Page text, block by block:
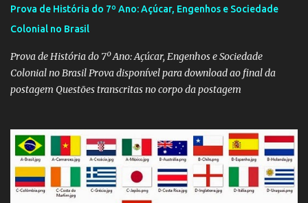
Prova de História do 7º Ano: Açúcar, Engenhos e Sociedade
Colonial no Brasil
Prova de História do 7º Ano: Açúcar, Engenhos e Sociedade
Colonial no Brasil Prova disponível para download ao final da
postagem Questões transcritas no corpo da postagem